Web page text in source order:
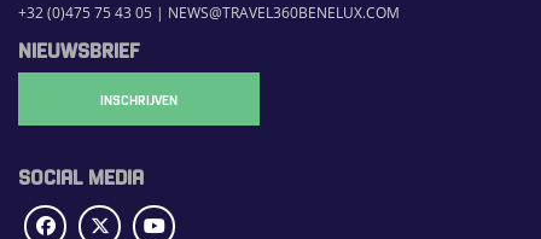
+32 (0)475 75 43 05 | NEWS@TRAVEL360BENELUX.COM
NIEUWSBRIEF
INSCHRIJVEN
SOCIAL MEDIA